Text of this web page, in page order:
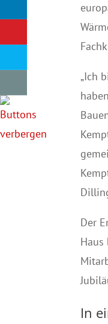
„Ich
Der
Haus
In